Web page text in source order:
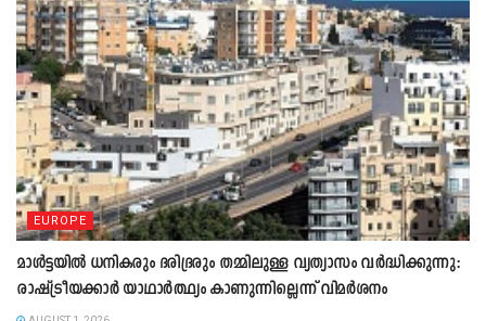
EUROPE
മാൾട്ടയിൽ ധനികരും ദരിദ്രരും തമ്മിലുള്ള വ്യത്യാസം വർദ്ധിക്കുന്നു:
രാഷ്ട്രീയക്കാർ യാഥാർത്ഥ്യം കാണുന്നില്ലെന്ന് വിമർശനം